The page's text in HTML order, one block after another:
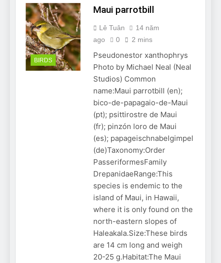
BIRDS
Maui parrotbill
Lê Tuân
14 năm
ago
0 2 mins
Pseudonestor xanthophrys
Photo by Michael Neal (Neal
Studios) Common
name:Maui parrotbill (en);
bico-de-papagaio-de-Maui
(pt); psittirostre de Maui
(fr); pinzón loro de Maui
(es); papageischnabelgimpel
(de)Taxonomy:Order
PasseriformesFamily
DrepanidaeRange:This
species is endemic to the
island of Maui, in Hawaii,
where it is only found on the
north-eastern slopes of
Haleakala.Size:These birds
are 14 cm long and weigh
20-25 g.Habitat:The Maui